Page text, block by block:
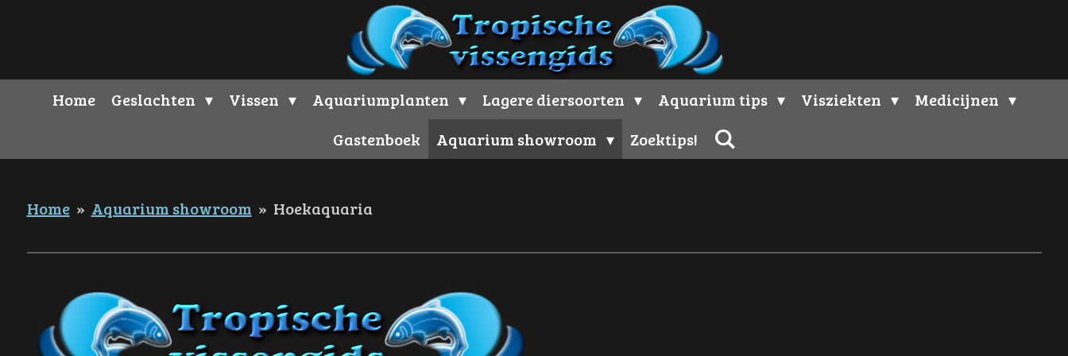
Home Geslachten Vissen Aquariumplanten Lagere diersoorten Aquarium tips Visziekten
Medicijnen
Gastenboek
Aquarium showroom Zoektips!
Home » Aquarium showroom » Hoekaquaria